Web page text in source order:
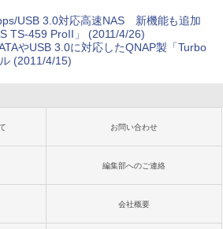
USB 3.0対応高速NAS 新機能も追加
TS-459 ProII」 (2011/4/26)
やUSB 3.0に対応したQNAP製「Turbo
(2011/4/15)
お問い合わせ
編集部へのご連絡
会社概要